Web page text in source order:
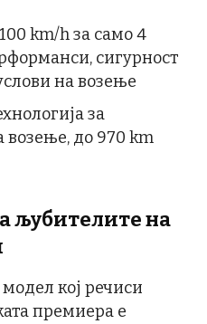
km/h за само 4
сигурност
на возење
за
до 970 km
љубителите на
кој речиси
премиера е